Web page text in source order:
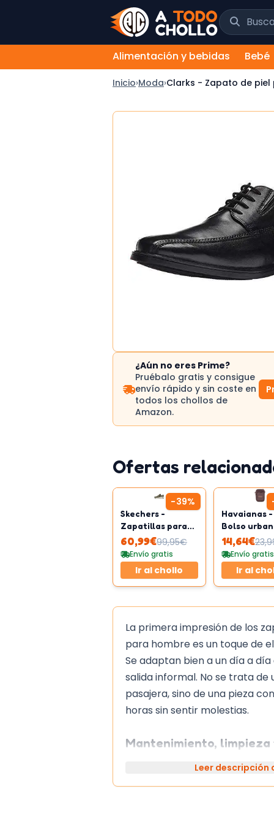
Buscar
Alimentación y bebidas Bebé
Inicio›Moda›Clarks - Zapato de
¿Aún no eres Prime?
Pruébalo gratis y consigue
envío rápido y sin coste en
todos los chollos de
Amazon.
Ofertas
-39%
Skechers -
Zapatillas para
adulto | Unisex
60,99€99,95€
Envío gratis
Ir al chollo
Havaianas -
Bolso
bolsillo de
silicona
14,64€
Envío gratis
Ir al
La primera impresión de los
para hombre es un toque de
Se adaptan bien a un día a
salida informal. No se trata de
pasajera, sino de una pieza
horas sin sentir molestias.
Mantenimiento, limpieza
Leer descripción